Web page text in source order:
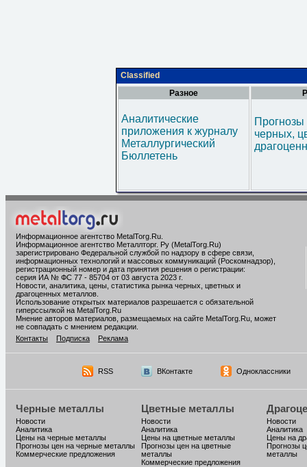
Classified
Разное
Аналитические
приложения к журналу
Металлургический
Бюллетень
черных,
Информационное агентство MetalTorg.Ru
Информационное агентство Металлторг. Ру (MetalTorg.Ru)
зарегистрировано Федеральной службой по надзору в сфере связи,
информационных технологий и массовых коммуникаций (Роскомнадзор),
регистрационный номер и дата принятия решения о регистрации:
серия ИА № ФС 77 - 85704 от 03 августа 2023 г.
Новости, аналитика, цены, статистика рынка черных, цветных и
драгоценных металлов.
Использование открытых материалов разрешается с обязательной
гиперссылкой на MetalTorg.Ru
Мнение авторов материалов, размещаемых на сайте MetalTorg.Ru, может
не совпадать с мнением редакции.
Контакты
Подписка Реклама
RSS ВКонтакте Одноклассники
Черные металлы
Новости
Аналитика
Цены на черные металлы
Прогнозы цен на черные металлы
Коммерческие предложения
Цветные металлы
Новости
Аналитика
Цены на цветные металлы
Прогнозы цен на цветные
металлы
Коммерческие предложения
Новости
Аналитика
Цены на
Прогнозы
металлы